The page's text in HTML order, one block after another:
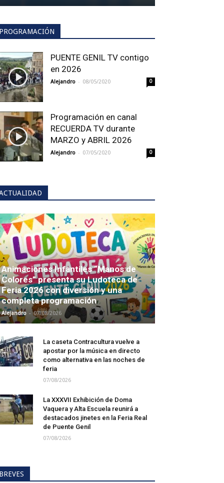
PUENTE GENIL TV contigo
en 2026
Alejandro - 08/05/2020 0
Programación en canal
RECUERDA TV durante
MARZO y ABRIL 2026
Alejandro - 07/05/2020 0
Animaciones Infantiles “Manos de
Colores” presenta su Ludoteca de
Feria 2026 con diversión y una
completa programación
Alejandro - 07/08/2026
La caseta Contracultura vuelve a
apostar por la música en directo
como alternativa en las noches de
feria
07/08/2026
La XXXVII Exhibición de Doma
Vaquera y Alta Escuela reunirá a
destacados jinetes en la Feria Real
de Puente Genil
07/08/2026